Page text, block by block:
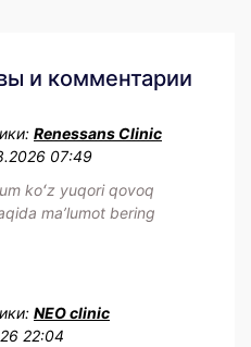
и комментарии
Renessans Clinic
07:49
koʻz yuqori qovoq
maʼlumot bering
NEO clinic
22:04